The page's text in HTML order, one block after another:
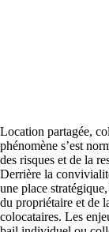
Location partagée,
phénomène s’est
des risques et de la
Derrière la
une place
du propriétaire et de
colocataires. Les